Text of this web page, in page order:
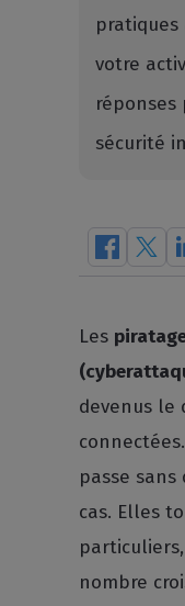
pratiques
votre
sécurité
Les
devenus le
passe sans
cas. Elles
nombre